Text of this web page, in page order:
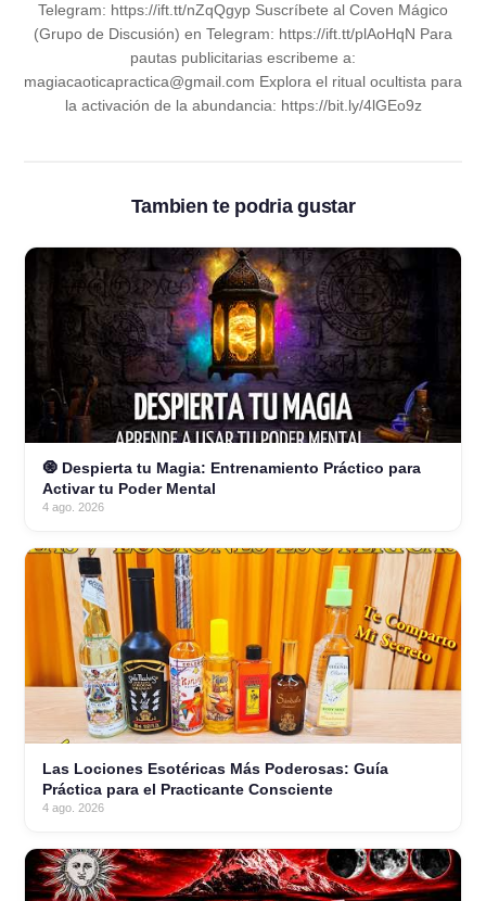
Telegram: https://ift.tt/nZqQgyp Suscríbete al Coven Mágico
(Grupo de Discusión) en Telegram: https://ift.tt/plAoHqN Para
pautas publicitarias escribeme a:
magiacaoticapractica@gmail.com Explora el ritual ocultista para
la activación de la abundancia: https://bit.ly/4lGEo9z
Tambien te podria gustar
🧿 Despierta tu Magia: Entrenamiento Práctico para
Activar tu Poder Mental
4 ago. 2026
Las Lociones Esotéricas Más Poderosas: Guía
Práctica para el Practicante Consciente
4 ago. 2026